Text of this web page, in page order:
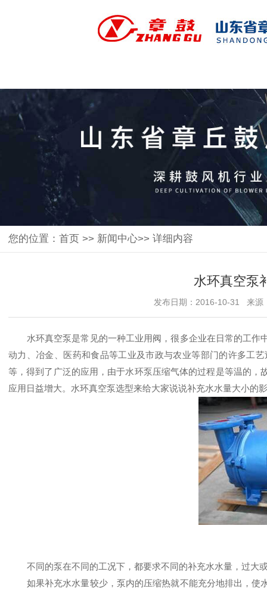
您的位置： 首页 >> 新闻中心>> 详细内容
水环真空泵
发布日期：2016-10-31 来源
水环真空泵是常见的一种工业用阀，很多企业在日常的工作
动力、冶金、医药和食品等工业及市政与农业等部门的许多工
等，得到了广泛的应用，由于水环泵压缩气体的过程是等温的
应用日益增大。 水环真空泵选型来给大家说说补充水水量大小的
不同的泵在不同的工况下，都要求不同的补充水水量，过大
如果补充水水量较少，泵内的压缩热就不能充分地排出，